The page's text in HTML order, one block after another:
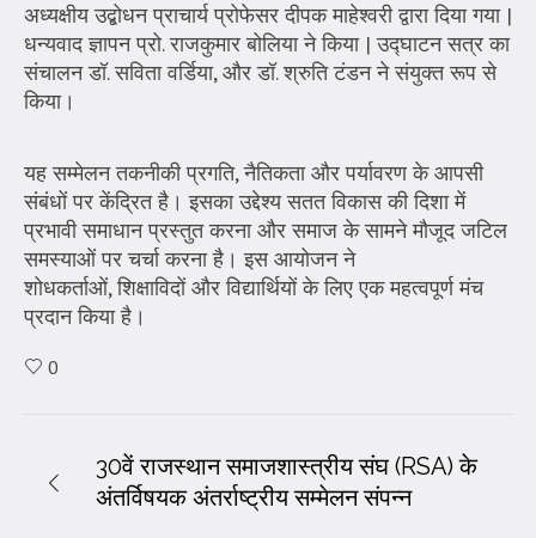
अध्यक्षीय उद्बोधन प्राचार्य प्रोफेसर दीपक माहेश्वरी द्वारा दिया गया |
धन्यवाद ज्ञापन प्रो. राजकुमार बोलिया ने किया | उद्घाटन सत्र का
संचालन डॉ. सविता वर्डिया, और डॉ. श्रुति टंडन ने संयुक्त रूप से
किया।
यह सम्मेलन तकनीकी प्रगति, नैतिकता और पर्यावरण के आपसी
संबंधों पर केंद्रित है। इसका उद्देश्य सतत विकास की दिशा में
प्रभावी समाधान प्रस्तुत करना और समाज के सामने मौजूद जटिल
समस्याओं पर चर्चा करना है। इस आयोजन ने
शोधकर्ताओं, शिक्षाविदों और विद्यार्थियों के लिए एक महत्वपूर्ण मंच
प्रदान किया है।
0
30वें राजस्थान समाजशास्त्रीय संघ (RSA) के
अंतर्विषयक अंतर्राष्ट्रीय सम्मेलन संपन्न